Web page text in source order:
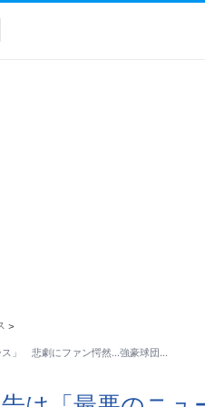
>
ス」 悲劇にファン愕然…強豪球団…